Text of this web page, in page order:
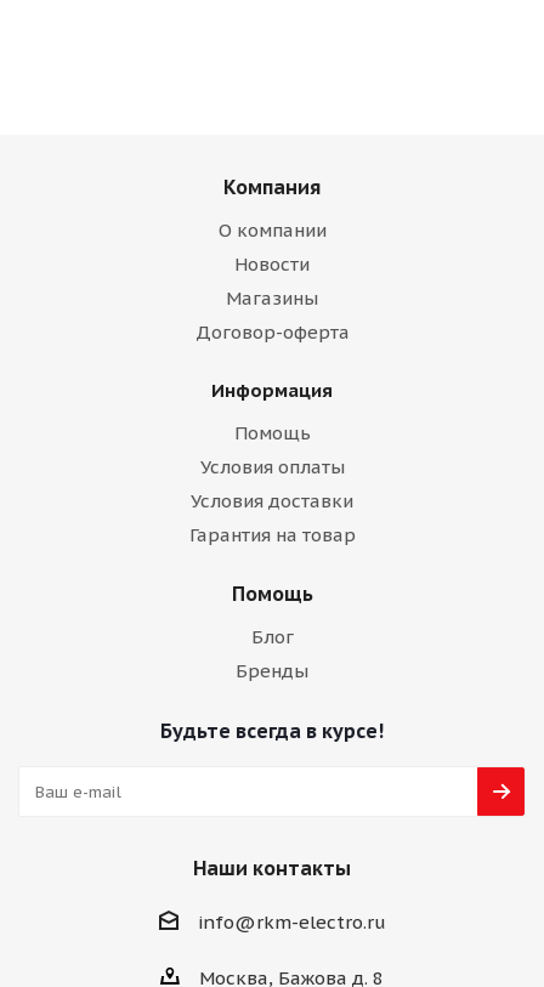
Компания
О компании
Новости
Магазины
Договор-оферта
Информация
Помощь
Условия оплаты
Условия доставки
Гарантия на товар
Помощь
Блог
Бренды
Будьте всегда в курсе!
Наши контакты
info@rkm-electro.ru
Москва, Бажова д. 8